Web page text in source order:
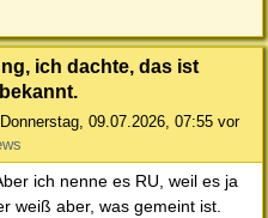
ich dachte, das ist
Donnerstag, 09.07.2026, 07:55 vor
ich nenne es RU, weil es ja
weiß aber, was gemeint ist.